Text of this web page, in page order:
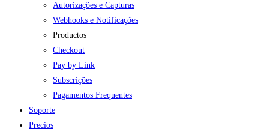
Autorizações e Capturas
Webhooks e Notificações
Productos
Checkout
Pay by Link
Subscrições
Pagamentos Frequentes
Soporte
Precios